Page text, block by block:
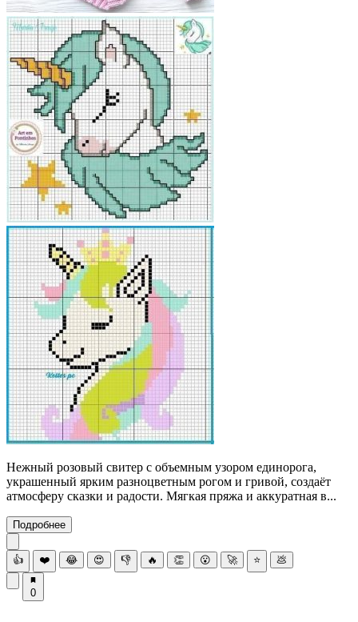
Нежный розовый свитер с объемным узором единорога,
украшенный ярким разноцветным рогом и гривой, создаёт
атмосферу сказки и радости. Мягкая пряжа и аккуратная в...
Подробнее
👍 ❤️ 😂 😍 👎 🔥 👏 😮 🚀 ⭐ 💩
0